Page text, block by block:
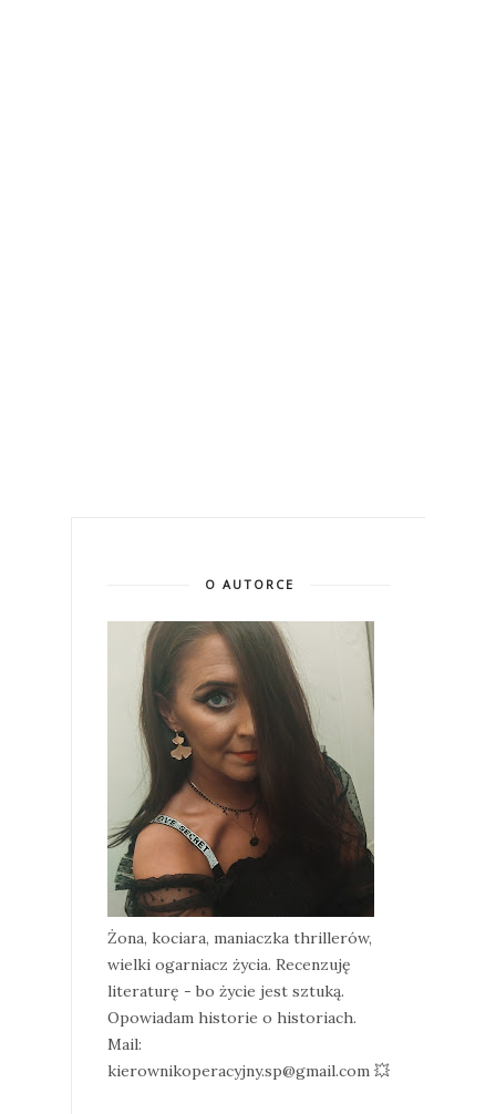
O AUTORCE
Żona, kociara, maniaczka thrillerów,
wielki ogarniacz życia. Recenzuję
literaturę - bo życie jest sztuką.
Opowiadam historie o historiach.
Mail:
kierownikoperacyjny.sp@gmail.com 💥